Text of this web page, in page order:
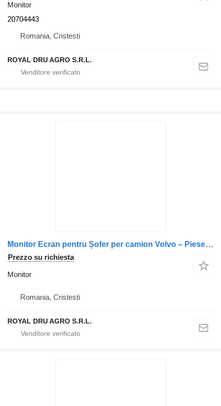
Monitor
20704443
Romania, Cristesti
ROYAL DRU AGRO S.R.L.
Monitor Ecran pentru Șofer per camion Volvo – Piese de Schimb 21306173, 21106160, 85013051
Prezzo su richiesta
Monitor
Romania, Cristesti
ROYAL DRU AGRO S.R.L.